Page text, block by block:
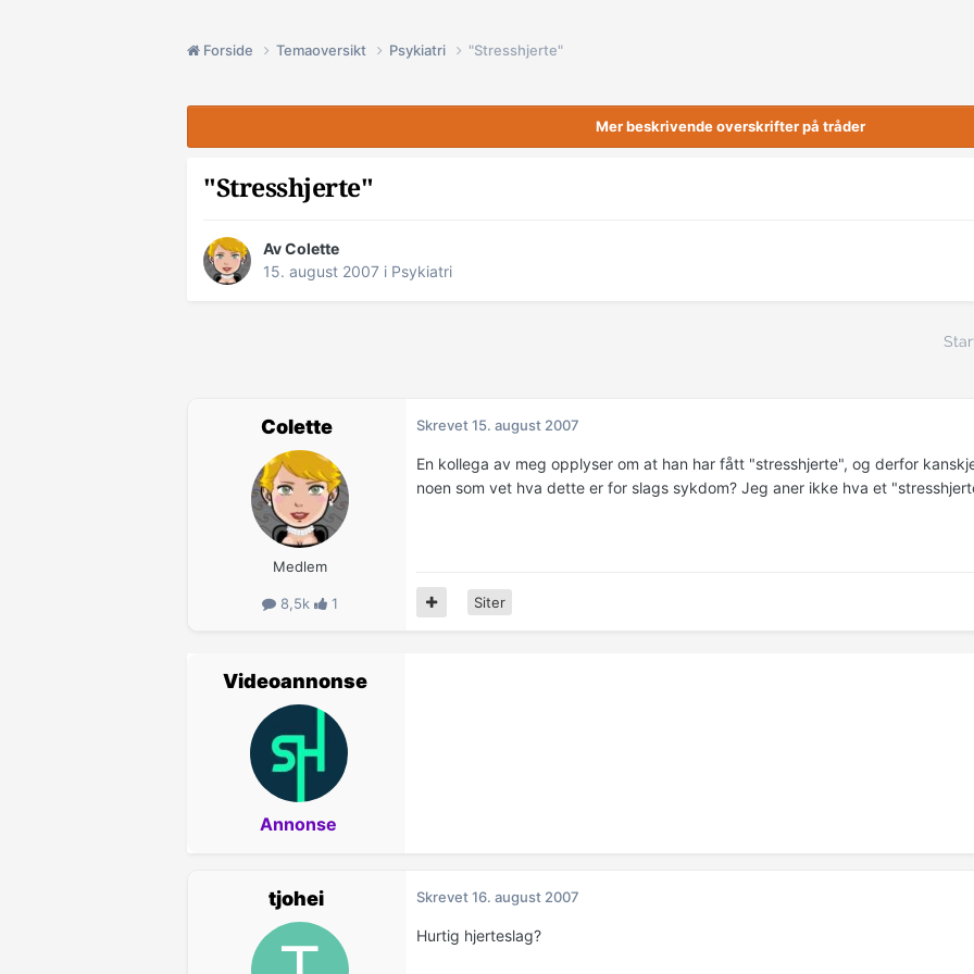
Forside Temaoversikt Psykiatri "Stresshjerte"
Mer beskrivende overskrifter på tråder
"Stresshjerte"
Av Colette
15. august 2007 i Psykiatri
Colette
Medlem
8,5k 1
Skrevet15. august 2007
En kollega av meg opplyser om at han har fått "stresshjerte", og derfor
noen som vet hva dette er for slags sykdom? Jeg aner ikke hva et
Siter
Videoannonse
Annonse
tjohei Skrevet16. august 2007
Hurtig hjerteslag?